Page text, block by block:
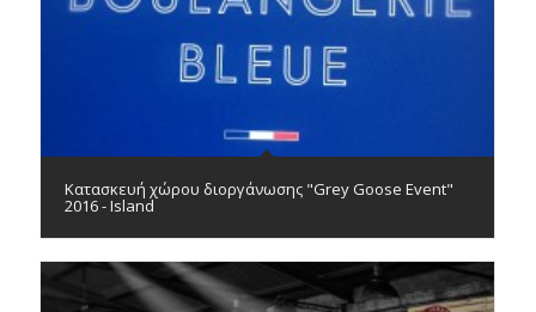
Κατασκευή χώρου διοργάνωσης "Grey Goose Event"
2016 - Island